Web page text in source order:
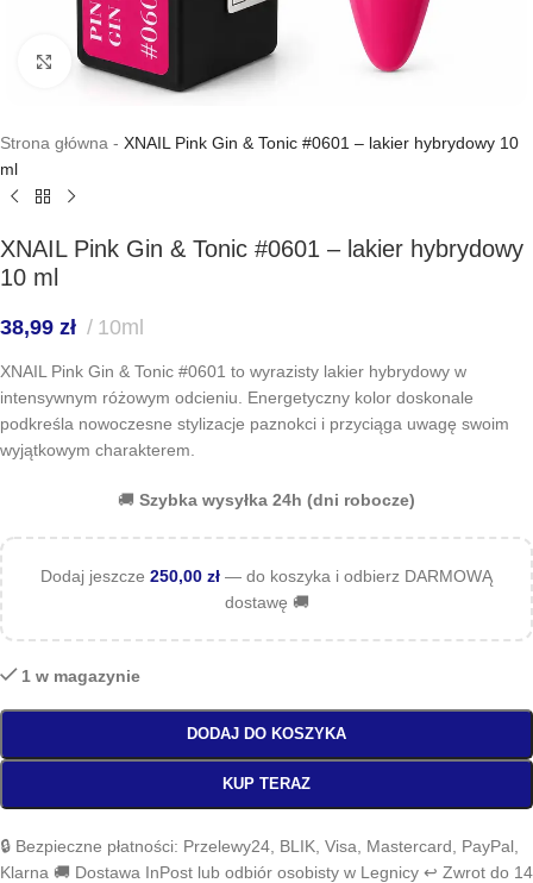
Kliknij, aby powiększyć
Strona główna - XNAIL Pink Gin & Tonic #0601 – lakier hybrydowy 10
ml
XNAIL Pink Gin & Tonic #0601 – lakier hybrydowy
10 ml
38,99 zł 10ml
XNAIL Pink Gin & Tonic #0601 to wyrazisty lakier hybrydowy w
intensywnym różowym odcieniu. Energetyczny kolor doskonale
podkreśla nowoczesne stylizacje paznokci i przyciąga uwagę swoim
wyjątkowym charakterem.
🚚 Szybka wysyłka 24h (dni robocze)
Dodaj jeszcze 250,00 zł — do koszyka i odbierz DARMOWĄ
dostawę 🚚
1 w magazynie
DODAJ DO KOSZYKA
KUP TERAZ
🔒 Bezpieczne płatności: Przelewy24, BLIK, Visa, Mastercard, PayPal,
Klarna 🚚 Dostawa InPost lub odbiór osobisty w Legnicy ↩️ Zwrot do 14